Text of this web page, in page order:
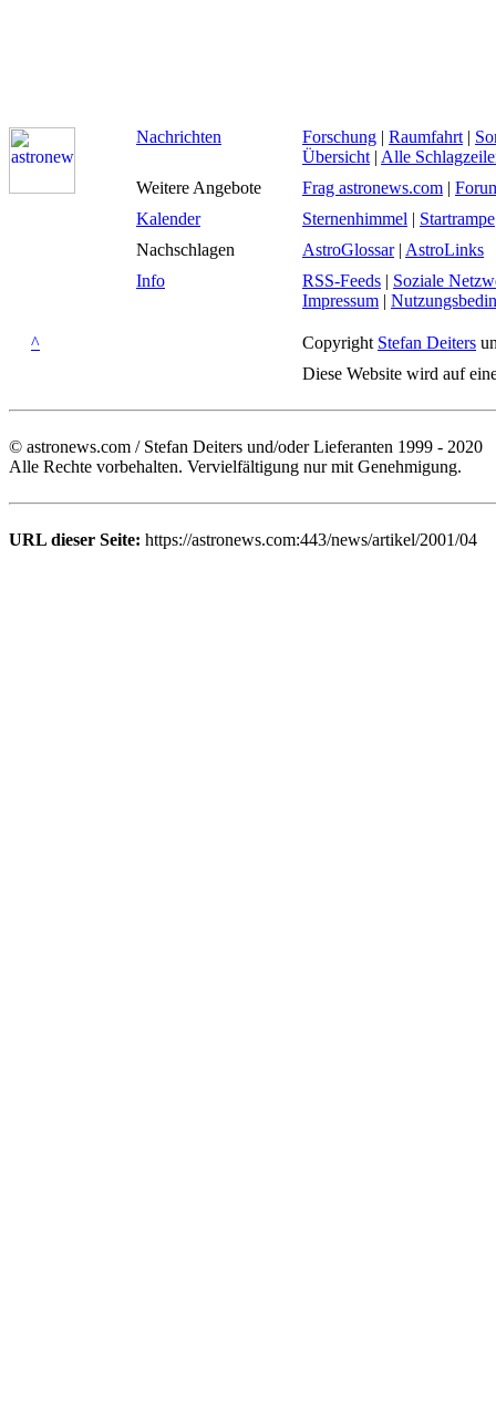
Nachrichten Forschung | Raumfahrt |
Übersicht | Alle
Weitere Angebote
Frag astronews.com |
Kalender
Sternenhimmel | Startrampe
Nachschlagen
AstroGlossar| AstroLinks
Info
RSS-Feeds | Soziale
Impressum |
^ Copyright Stefan Deiters
Diese Website wird auf
© astronews.com / Stefan Deiters und/oder Lieferanten 1999 - 2020
Alle Rechte vorbehalten. Vervielfältigung nur mit Genehmigung.
URL dieser Seite: https://astronews.com:443/news/artikel/2001/04